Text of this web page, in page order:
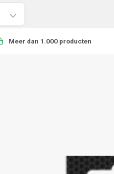
Meer dan 1.000 producten